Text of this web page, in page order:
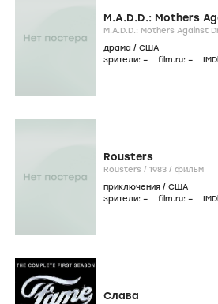
M.A.D.D.: Mothers
драма / США
зрители: – film.ru: –
Rousters
Rousters / 1983 / фильм
приключения / США
зрители: – film.ru: –
Слава